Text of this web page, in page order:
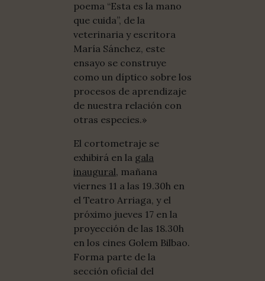
poema “Esta es la mano
que cuida”, de la
veterinaria y escritora
María Sánchez, este
ensayo se construye
como un díptico sobre los
procesos de aprendizaje
de nuestra relación con
otras especies.»
El cortometraje se
exhibirá en la gala
inaugural, mañana
viernes 11 a las 19.30h en
el Teatro Arriaga, y el
próximo jueves 17 en la
proyección de las 18.30h
en los cines Golem Bilbao.
Forma parte de la
sección oficial del